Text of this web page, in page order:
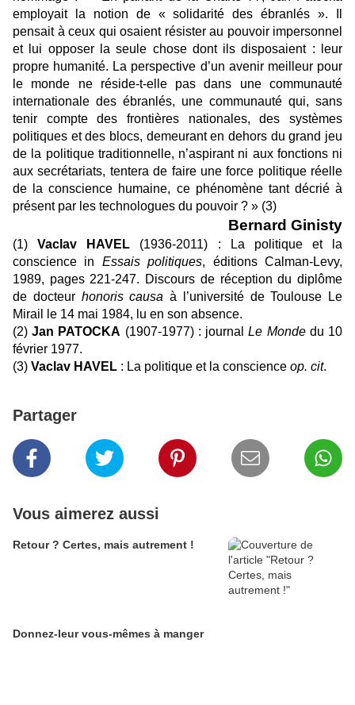
employait la notion de « solidarité des ébranlés ». Il
pensait à ceux qui osaient résister au pouvoir impersonnel
et lui opposer la seule chose dont ils disposaient : leur
propre humanité. La perspective d’un avenir meilleur pour
le monde ne réside-t-elle pas dans une communauté
internationale des ébranlés, une communauté qui, sans
tenir compte des frontières nationales, des systèmes
politiques et des blocs, demeurant en dehors du grand jeu
de la politique traditionnelle, n’aspirant ni aux fonctions ni
aux secrétariats, tentera de faire une force politique réelle
de la conscience humaine, ce phénomène tant décrié à
présent par les technologues du pouvoir ? » (3)
Bernard Ginisty
(1)Vaclav HAVEL (1936-2011) :
La politique et la
conscience in Essais politiques, éditions Calman-Levy,
1989, pages 221-247. Discours de réception du diplôme
de docteur honoris causa à l’université de Toulouse Le
Mirail le 14 mai 1984, lu en son absence.
(2)Jan PATOCKA (1907-1977) : journalLe Mondedu 10
février 1977.
(3) Vaclav HAVEL : La politique et la conscience op. cit.
Partager
Vous aimerez aussi
Retour ? Certes, mais autrement !
Donnez-leur vous-mêmes à manger